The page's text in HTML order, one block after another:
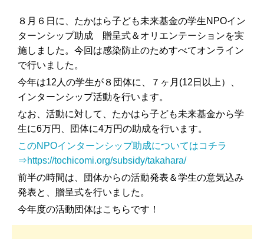
８月６日に、たかはら子ども未来基金の学生NPOイン
ターンシップ助成 贈呈式＆オリエンテーションを実
施しました。今回は感染防止のためすべてオンライン
で行いました。
今年は12人の学生が８団体に、７ヶ月(12日以上）、
インターンシップ活動を行います。
なお、活動に対して、たかはら子ども未来基金から学
生に6万円、団体に4万円の助成を行います。
このNPOインターンシップ助成についてはコチラ
⇒https://tochicomi.org/subsidy/takahara/
前半の時間は、団体からの活動発表＆学生の意気込み
発表と、贈呈式を行いました。
今年度の活動団体はこちらです！